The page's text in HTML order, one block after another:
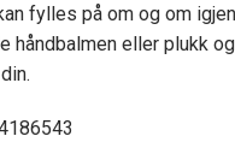
fylles på om og om
håndbalmen eller plukk